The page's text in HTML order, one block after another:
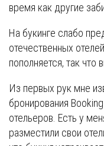
время как другие
На букинге слабо
отечественных
пополняется, так что
Из первых рук мне
бронирования
отельеров. Есть у
разместили свои